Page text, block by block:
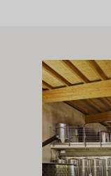
SIE AUCH
Mehr